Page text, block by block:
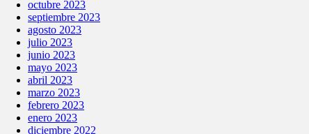
octubre 2023
septiembre 2023
agosto 2023
julio 2023
junio 2023
mayo 2023
abril 2023
marzo 2023
febrero 2023
enero 2023
diciembre 2022